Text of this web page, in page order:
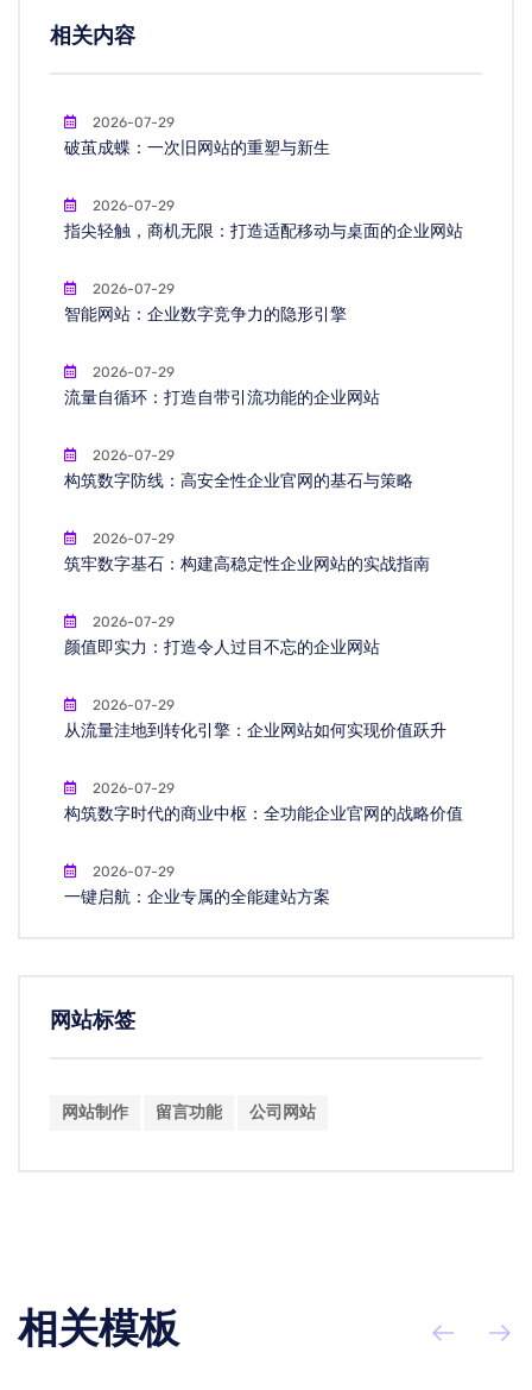
相关内容
2026-07-29
破茧成蝶：一次旧网站的重塑与新生
2026-07-29
指尖轻触，商机无限：打造适配移动与桌面的企业网站
2026-07-29
智能网站：企业数字竞争力的隐形引擎
2026-07-29
流量自循环：打造自带引流功能的企业网站
2026-07-29
构筑数字防线：高安全性企业官网的基石与策略
2026-07-29
筑牢数字基石：构建高稳定性企业网站的实战指南
2026-07-29
颜值即实力：打造令人过目不忘的企业网站
2026-07-29
从流量洼地到转化引擎：企业网站如何实现价值跃升
2026-07-29
构筑数字时代的商业中枢：全功能企业官网的战略价值
2026-07-29
一键启航：企业专属的全能建站方案
网站标签
网站制作 留言功能 公司网站
相关模板